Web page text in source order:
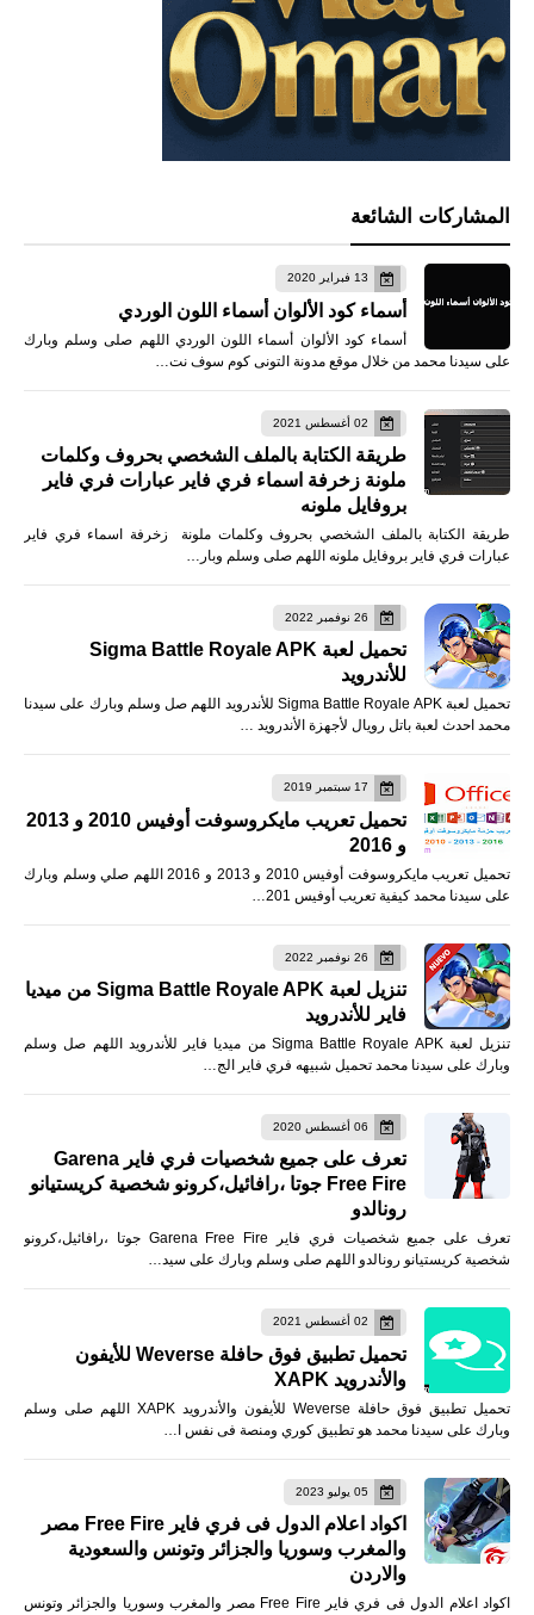
المشاركات الشائعة
13 فبراير 2020
أسماء كود الألوان أسماء اللون الوردي
أسماء كود الألوان أسماء اللون الوردي اللهم صلى وسلم وبارك
على سيدنا محمد من خلال موقع مدونة التونى كوم سوف نت…
02 أغسطس 2021
طريقة الكتابة بالملف الشخصي بحروف وكلمات
ملونة زخرفة اسماء فري فاير عبارات فري فاير
بروفايل ملونه
طريقة الكتابة بالملف الشخصي بحروف وكلمات ملونة زخرفة اسماء فري فاير
عبارات فري فاير بروفايل ملونه اللهم صلى وسلم وبار…
26 نوفمبر 2022
تحميل لعبة Sigma Battle Royale APK
للأندرويد
تحميل لعبة Sigma Battle Royale APK للأندرويد اللهم صل وسلم وبارك على سيدنا
محمد احدث لعبة باتل رويال لأجهزة الأندرويد …
17 سبتمبر 2019
تحميل تعريب مايكروسوفت أوفيس 2010 و 2013
و 2016
تحميل تعريب مايكروسوفت أوفيس 2010 و 2013 و 2016 اللهم صلي وسلم وبارك
على سيدنا محمد كيفية تعريب أوفيس 201…
26 نوفمبر 2022
تنزيل لعبة Sigma Battle Royale APK من ميديا
فاير للأندرويد
تنزيل لعبة Sigma Battle Royale APK من ميديا فاير للأندرويد اللهم صل وسلم
وبارك على سيدنا محمد تحميل شبيهه فري فاير الج…
06 أغسطس 2020
تعرف على جميع شخصيات فري فاير Garena
Free Fire جوتا ،رافائيل،كرونو شخصية كريستيانو
رونالدو
تعرف على جميع شخصيات فري فاير Garena Free Fire جوتا ،رافائيل،كرونو
شخصية كريستيانو رونالدو اللهم صلى وسلم وبارك على سيد…
02 أغسطس 2021
تحميل تطبيق فوق حافلة Weverse للأيفون
والأندرويد XAPK
تحميل تطبيق فوق حافلة Weverse للأيفون والأندرويد XAPK اللهم صلى وسلم
وبارك على سيدنا محمد هو تطبيق كوري ومنصة فى نفس ا…
05 يوليو 2023
اكواد اعلام الدول فى فري فاير Free Fire مصر
والمغرب وسوريا والجزائر وتونس والسعودية
والاردن
اكواد اعلام الدول فى فري فاير Free Fire مصر والمغرب وسوريا والجزائر وتونس